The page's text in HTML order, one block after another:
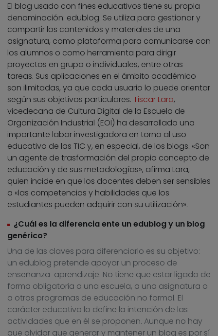
El blog usado con fines educativos tiene su propia
denominación: edublog. Se utiliza para gestionar y
compartir los contenidos y materiales de una
asignatura, como plataforma para comunicarse con
los alumnos o como herramienta para dirigir
proyectos en grupo o individuales, entre otras
tareas. Sus aplicaciones en el ámbito académico
son ilimitadas, ya que cada usuario lo puede orientar
según sus objetivos particulares. Tiscar Lara,
vicedecana de Cultura Digital de la Escuela de
Organización Industrial (EOI) ha desarrollado una
importante labor investigadora en torno al uso
educativo de las TIC y, en especial, de los blogs. «Son
un agente de trasformación del propio concepto de
educación y de sus metodologías», afirma Lara,
quien incide en que los docentes deben ser sensibles
a «las competencias y habilidades que los
estudiantes pueden adquirir con su utilización».
¿Cuál es la diferencia ente un edublog y un blog
genérico?
Una de las claves para diferenciarlo es su objetivo:
un edublog pretende apoyar un proceso de
enseñanza-aprendizaje. No tiene que estar ligado de
forma obligatoria a una escuela, a una asignatura o
a otros programas de educación no formal. El
carácter educativo lo define la intención de las
actividades que en él se proponen. Aunque no hay
que olvidar que generar y mantener un blog es por sí